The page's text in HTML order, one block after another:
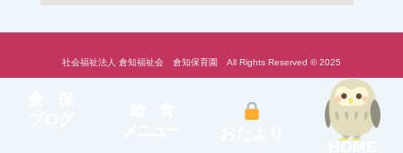
社会福祉法人 倉知福祉会 倉知保育園 All Rights Reserved © 2025
HOME